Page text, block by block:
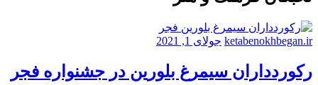
ketabenokhbegan.ir جولای 1, 2021
رکوردداران سیمرغ بلورین در جشنواره فجر